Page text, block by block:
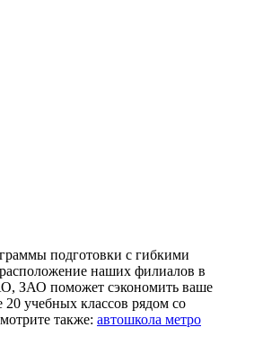
подготовки с гибкими
наших филиалов в
поможет сэкономить ваше
учебных классов рядом со
также: автошкола метро